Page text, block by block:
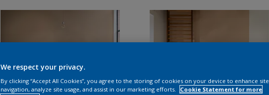
We respect your privacy.
By clicking “Accept All Cookies”, you agree to the storing of cookies on your device to enhance site
navigation, analyze site usage, and assist in our marketing efforts.
Cookie Statement for more